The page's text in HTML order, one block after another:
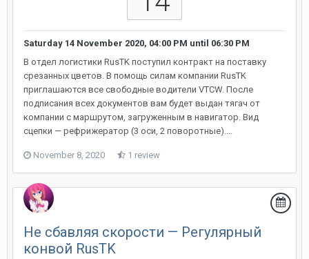
Saturday 14 November 2020, 04:00 PM until 06:30 PM
В отдел логистики RusTK поступил контракт на поставку
срезанных цветов. В помощь силам компании RusTK
приглашаются все свободные водители VTCW. После
подписания всех документов вам будет выдан тягач от
компании с маршрутом, загруженным в навигатор. Вид
сцепки — рефрижератор (3 оси, 2 поворотные)....
November 8, 2020 1 review
Не сбавляя скорости — Регулярный
конвой RusTK